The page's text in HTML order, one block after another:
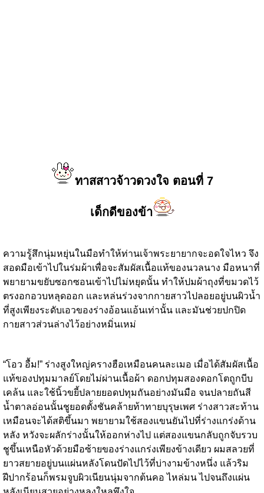
ทาสสาวจ้าวดวงใจ ตอนที่ 7
เด็กดีของข้า
ความรู้สึกนุ่มหยุ่นในมือทำให้ท่านเจ้าพระยายากจะอดใจไหว จึง
สอดมือเข้าไปในร่มผ้าเพื่อจะสัมผัสเนื้อแท้ของนวลนาง มือหนาที่
พยายามขยับซอกซอนเข้าไปไม่หยุดนั้น ทำให้ปมผ้าถุงที่ขมวดไว้
ตรงอกอวบหลุดออก และหล่นร่วงจากกายสาวไปลอยอยู่บนผิวน้ำ
ที่สูงเพียงระดับเอวของร่างอ้อนแอ้นเท่านั้น และมันช่วยปกปิด
กายสาวส่วนล่างไว้อย่างหมิ่นเหม่
“โอว อื้ม!” ร่างสูงใหญ่ครางฮือเหมือนคนละเมอ เมื่อได้สัมผัสเนื้อ
แท้ของปทุมมาลย์โดยไม่ผ่านเนื้อผ้า ดอกปทุมสองดอกโตถูกบีบ
เคล้น และใช้นิ้วขยี้ปลายยอดปทุมถันอย่างมันมือ จนปลายถันสี
น้ำตาลอ่อนนั้นชูยอดตั้งชันคล้ายท้าทายบุรุษเพศ ร่างสาวสะท้าน
เหมือนจะได้สติขึ้นมา พยายามใช้สองแขนยันไปที่ร่างแกร่งด้าน
หลัง หวังจะผลักร่างนั้นให้ออกห่างไป แต่สองแขนกลับถูกจับรวบ
ชูขึ้นเหนือหัวด้วยมือซ้ายของร่างแกร่งเพียงข้างเดียว ผมสลวยที่
ยาวสยายอยู่บนแผ่นหลังโดนปัดไปไว้ที่บ่างามข้างหนึ่ง แล้วริม
ฝีปากร้อนก็พรมจูบผิวเนียนนุ่มจากต้นคอ ไหล่มน ไปจนถึงแผ่น